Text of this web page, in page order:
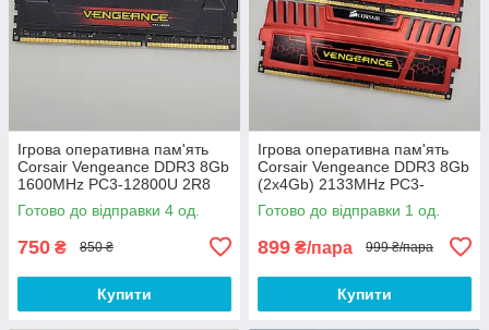
Ігрова оперативна пам'ять
Corsair Vengeance DDR3 8Gb
1600MHz PC3-12800U 2R8
CL9
(CMY32GX3M4A1600C9R) Б/
Готово до відправки 4 од.
750 ₴ 850 ₴
Купити
Ігрова оперативна пам'ять
Corsair Vengeance DDR3 8Gb
(2x4Gb) 2133MHz PC3-
17000U 1R8 CL11
(CMZ8GX3M2A2133C11R) Б/
Готово до відправки 1 од.
899 ₴/пара 999 ₴/пара
Купити